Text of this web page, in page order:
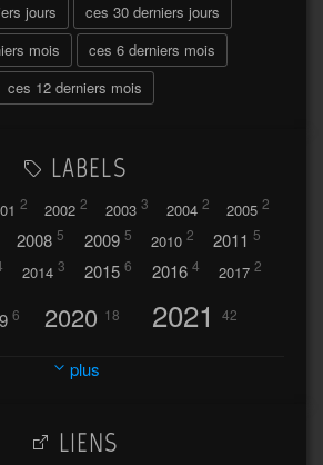
jours
ces 30 derniers jours
mois
ces 6 derniers mois
ces 12 derniers mois
LABELS
2 2002 2 2003 3 2004 2 2005 2
2008 5 2009 5 2010 2 2011 5
2014 3 2015 6 2016 4 2017 2
6 2020 18 2021 42
2023 32
2026
plus
LIENS